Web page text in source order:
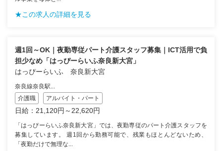
★この求人の詳細を見る
週1回～OK｜夜勤専従パート介護スタッフ募集｜ICT活用で負
担少なめ「はっぴーらいふ奈良新大宮」
はっぴーらいふ 奈良新大宮
奈良線奈良駅...
介護職
アルバイト・パート
日給：21,120円～22,620円
「はっぴーらいふ奈良新大宮」では、夜勤専従のパート介護スタッフを
募集しています。 週1回から勤務可能で、残業もほとんどないため、
「夜勤だけで無理な...